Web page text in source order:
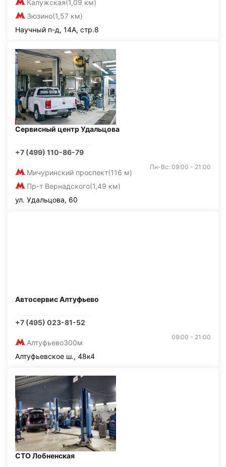
Калужская(1,09 км)
Зюзино(1,57 км)
Научный п-д, 14А, стр.8
Сервисный центр Удальцова
+7 (499) 110-86-79
Мичуринский проспект(116 м)
Пр-т Вернадского(1,49 км)
Пн-Вс: 09:00 - 21:00
ул. Удальцова, 60
Автосервис Алтуфьево
+7 (495) 023-81-52
Алтуфьево300м
09:00 - 21:00
Алтуфьевское ш., 48к4
СТО Лобненская